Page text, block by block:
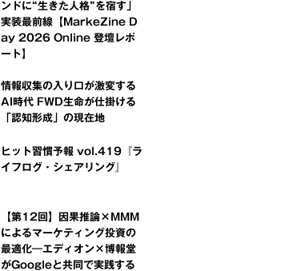
ンドに“生きた人格”を宿す」
実装最前線【MarkeZine D
ay 2026 Online 登壇レポ
ート】
情報収集の入り口が激変する
AI時代 FWD生命が仕掛ける
「認知形成」の現在地
ヒット習慣予報 vol.419『ラ
イフログ・シェアリング』
【第12回】因果推論×MMM
によるマーケティング投資の
最適化―エディオン×博報堂
がGoogleと共同で実践する